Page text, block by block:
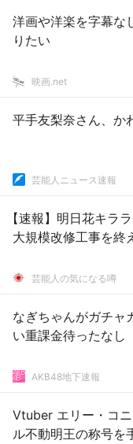
洋画や洋楽を字幕な
りたい
映画.net
平手友梨奈さん、か
芸能人ニュース速報
【速報】明日花キラ
大規模改修工事を終
芸能人の気になる噂
なぎちゃんがガチャ
い重課金待ったなし
AKB48地下速報
Vtuber エリー・コ
ル不動明王の称号を